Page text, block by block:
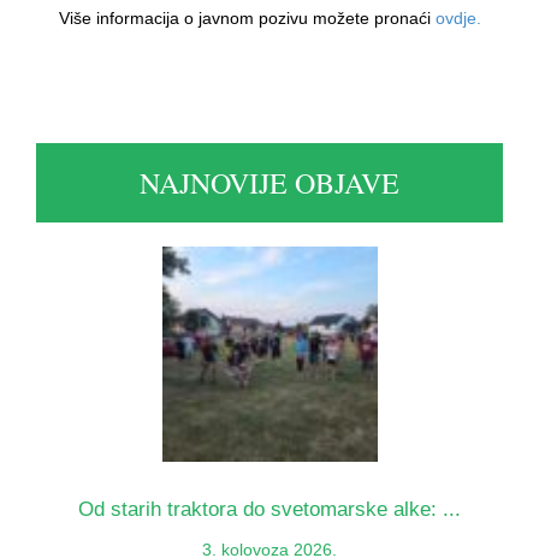
Više informacija o javnom pozivu možete pronaći ovdje.
NAJNOVIJE OBJAVE
Od starih traktora do svetomarske alke: ...
3. kolovoza 2026.